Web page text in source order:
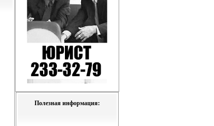
Полезная информация: